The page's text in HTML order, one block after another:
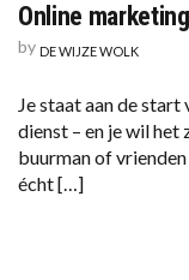
Online
by DE WIJZE WOLK
Je staat aan de start
dienst – en je wil
buurman of
écht […]